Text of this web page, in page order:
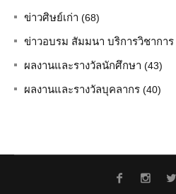
ข่าวศิษย์เก่า (68)
ข่าวอบรม สัมมนา บริการวิชาการ
ผลงานและรางวัลนักศึกษา (43)
ผลงานและรางวัลบุคลากร (40)